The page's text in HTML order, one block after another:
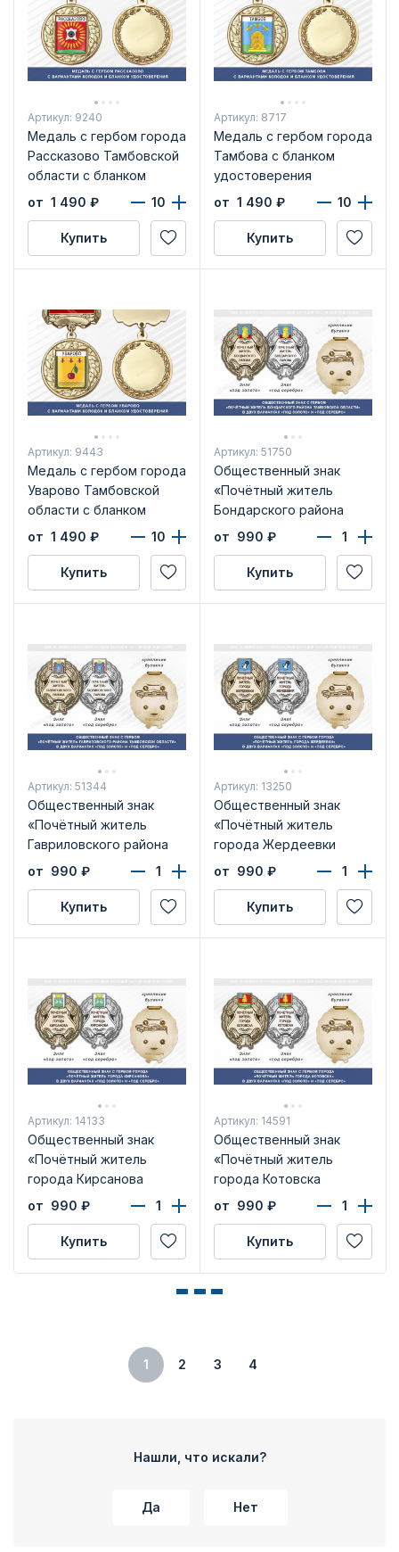
Артикул: 9240
Медаль с гербом города
Рассказово Тамбовской
области с бланком
удостоверения
от 1 490 ₽
Купить
Артикул: 8717
Медаль с гербом города
Тамбова с бланком
удостоверения
от 1 490 ₽
Купить
Артикул: 9443
Медаль с гербом города
Уварово Тамбовской
области с бланком
удостоверения
от 1 490 ₽
Купить
Артикул: 51750
Общественный знак
«Почётный житель
Бондарского района
Тамбовской области»
от 990 ₽
Купить
Артикул: 51344
Общественный знак
«Почётный житель
Гавриловского района
Тамбовской области»
от 990 ₽
Купить
Артикул: 13250
Общественный знак
«Почётный житель
города Жердеевки
Тамбовской области»
от 990 ₽
Купить
Артикул: 14133
Общественный знак
«Почётный житель
города Кирсанова
Тамбовской области»
от 990 ₽
Купить
Артикул: 14591
Общественный знак
«Почётный житель
города Котовска
Тамбовской области»
от 990 ₽
Купить
1 2 3 4
Нашли, что искали?
Да Нет